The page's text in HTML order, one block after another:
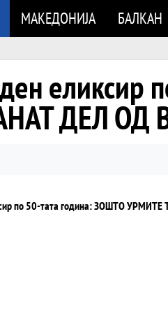
МАКЕДОНИЈА БАЛКАН
еликсир
ДЕЛ ОД